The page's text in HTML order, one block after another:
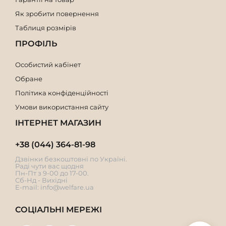
Як зробити повернення
Таблиця розмірів
ПРОФІЛЬ
Особистий кабінет
Обране
Політика конфіденційності
Умови використання сайту
ІНТЕРНЕТ МАГАЗИН
+38 (044) 364-81-98
Дзвінки безкоштовні по Україні.
Раді чути вас щодня
Пн-Пт з 9-00 до 17-00.
Сб-Нд - Вихідні
E-mail: info@welfare.ua
СОЦІАЛЬНІ МЕРЕЖІ